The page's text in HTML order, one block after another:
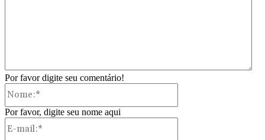
Por favor digite seu comentário!
Por favor, digite seu nome aqui